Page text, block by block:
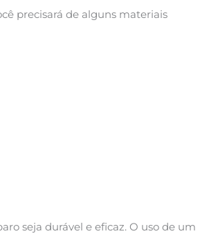
precisará de alguns materiais
seja durável e eficaz. O uso de um